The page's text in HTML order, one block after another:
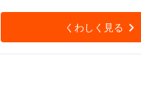
くわしく見る